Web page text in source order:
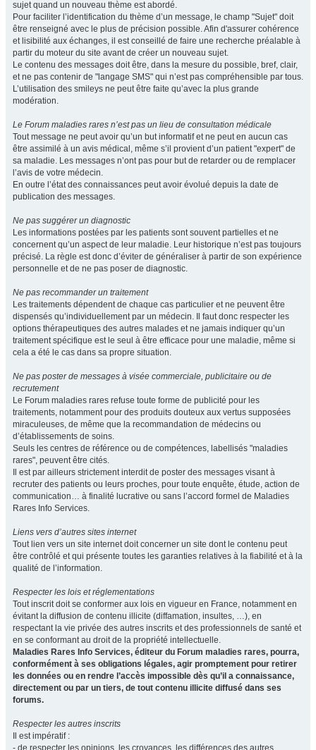
sujet quand un nouveau thème est abordé.
Pour faciliter l’identification du thème d’un message, le champ "Sujet" doit
être renseigné avec le plus de précision possible. Afin d'assurer cohérence
et lisibilité aux échanges, il est conseillé de faire une recherche préalable à
partir du moteur du site avant de créer un nouveau sujet.
Le contenu des messages doit être, dans la mesure du possible, bref, clair,
et ne pas contenir de "langage SMS" qui n’est pas compréhensible par tous.
L’utilisation des smileys ne peut être faite qu’avec la plus grande
modération.
Le Forum maladies rares n’est pas un lieu de consultation médicale
Tout message ne peut avoir qu’un but informatif et ne peut en aucun cas
être assimilé à un avis médical, même s’il provient d’un patient "expert" de
sa maladie. Les messages n’ont pas pour but de retarder ou de remplacer
l’avis de votre médecin.
En outre l’état des connaissances peut avoir évolué depuis la date de
publication des messages.
Ne pas suggérer un diagnostic
Les informations postées par les patients sont souvent partielles et ne
concernent qu’un aspect de leur maladie. Leur historique n’est pas toujours
précisé. La règle est donc d’éviter de généraliser à partir de son expérience
personnelle et de ne pas poser de diagnostic.
Ne pas recommander un traitement
Les traitements dépendent de chaque cas particulier et ne peuvent être
dispensés qu’individuellement par un médecin. Il faut donc respecter les
options thérapeutiques des autres malades et ne jamais indiquer qu’un
traitement spécifique est le seul à être efficace pour une maladie, même si
cela a été le cas dans sa propre situation.
Ne pas poster de messages à visée commerciale, publicitaire ou de
recrutement
Le Forum maladies rares refuse toute forme de publicité pour les
traitements, notamment pour des produits douteux aux vertus supposées
miraculeuses, de même que la recommandation de médecins ou
d’établissements de soins.
Seuls les centres de référence ou de compétences, labellisés "maladies
rares", peuvent être cités.
Il est par ailleurs strictement interdit de poster des messages visant à
recruter des patients ou leurs proches, pour toute enquête, étude, action de
communication… à finalité lucrative ou sans l’accord formel de Maladies
Rares Info Services.
Liens vers d’autres sites internet
Tout lien vers un site internet doit concerner un site dont le contenu peut
être contrôlé et qui présente toutes les garanties relatives à la fiabilité et à la
qualité de l’information.
Respecter les lois et réglementations
Tout inscrit doit se conformer aux lois en vigueur en France, notamment en
évitant la diffusion de contenu illicite (diffamation, insultes, …), en
respectant la vie privée des autres inscrits et des professionnels de santé et
en se conformant au droit de la propriété intellectuelle.
Maladies Rares Info Services, éditeur du Forum maladies rares, pourra,
conformément à ses obligations légales, agir promptement pour retirer
les données ou en rendre l’accès impossible dès qu’il a connaissance,
directement ou par un tiers, de tout contenu illicite diffusé dans ses
forums.
Respecter les autres inscrits
Il est impératif :
- de respecter les opinions, les croyances, les différences des autres